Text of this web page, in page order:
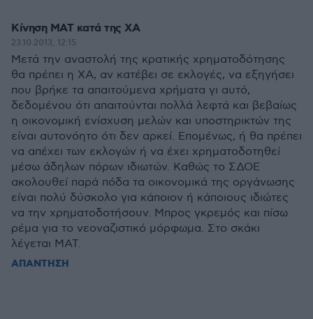
Κίνηση ΜΑΤ κατά της ΧΑ
23.10.2013, 12:15
Μετά την αναστολή της κρατικής χρηματοδότησης
θα πρέπει η ΧΑ, αν κατέβει σε εκλογές, να εξηγήσει
που βρήκε τα απαιτούμενα χρήματα γι αυτό,
δεδομένου ότι απαιτούνται πολλά λεφτά και βεβαίως
η οικονομική ενίσχυση μελών και υποστηρικτών της
είναι αυτονόητο ότι δεν αρκεί. Επομένως, ή θα πρέπει
να απέχει των εκλογών ή να έχει χρηματοδοτηθεί
μέσω άδηλων πόρων ιδιωτών. Καθώς το ΣΔΟΕ
ακολουθεί παρά πόδα τα οικονομικά της οργάνωσης
είναι πολύ δύσκολο για κάποιον ή κάποιους ιδιώτες
να την χρηματοδοτήσουν. Μπρος γκρεμός και πίσω
ρέμα για το νεοναζιστικό μόρφωμα. Στο σκάκι
λέγεται ΜΑΤ.
ΑΠΑΝΤΗΣΗ